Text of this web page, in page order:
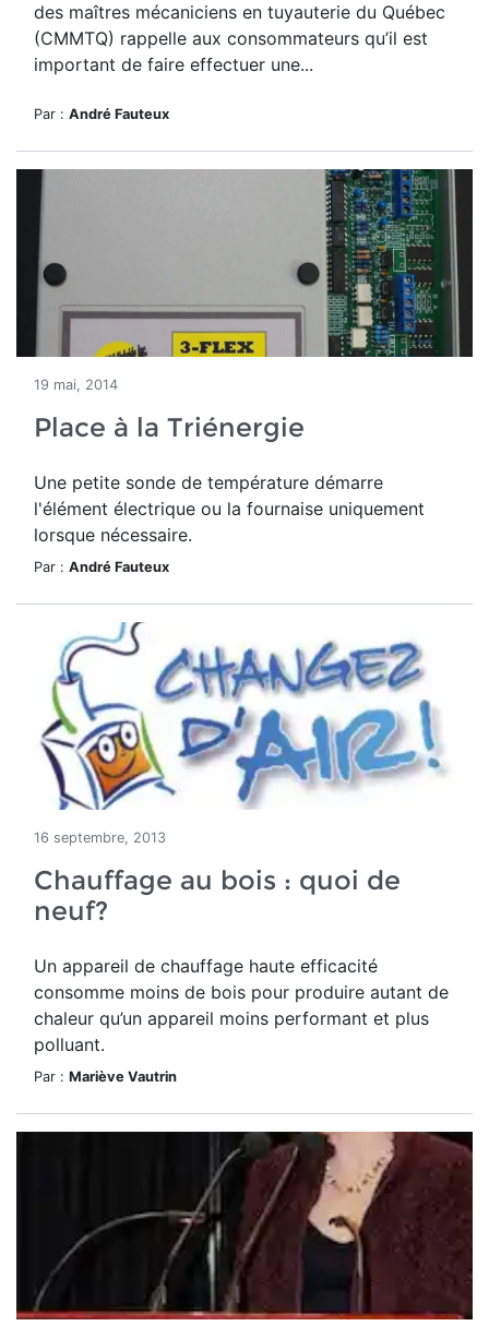
des maîtres mécaniciens en tuyauterie du Québec
(CMMTQ) rappelle aux consommateurs qu’il est
important de faire effectuer une...
Par : André Fauteux
19 mai, 2014
Place à la Triénergie
Une petite sonde de température démarre
l'élément électrique ou la fournaise uniquement
lorsque nécessaire.
Par : André Fauteux
16 septembre, 2013
Chauffage au bois : quoi de
neuf?
Un appareil de chauffage haute efficacité
consomme moins de bois pour produire autant de
chaleur qu’un appareil moins performant et plus
polluant.
Par : Mariève Vautrin